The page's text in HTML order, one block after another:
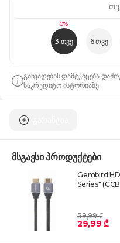
0%
3 თვე 6 თვე
განვადების დამტკიცება
საკრედიტო ისტორიაზე
მსგავსი პროდუქტები
Gembird
Series"
39,99 ₾
29,99 ₾